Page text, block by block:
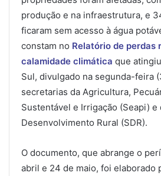
produção e na infraestrutura, e
ficaram sem acesso à água
constam no Relatório de perdas
calamidade climática que
Sul, divulgado na segunda-feira
secretarias da Agricultura,
Sustentável e Irrigação (Seapi) e
Desenvolvimento Rural (SDR).
O documento, que abrange o
abril e 24 de maio, foi elaborado